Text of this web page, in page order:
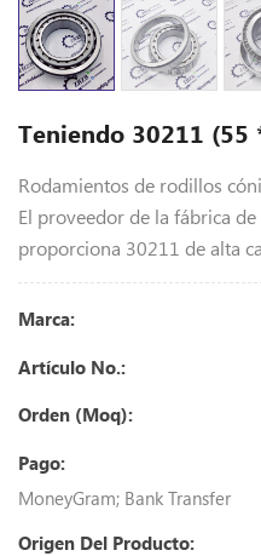
Teniendo 30211 (55
Rodamientos de rodillos
El proveedor de la fábrica
proporciona 30211 de alta
Marca:
Artículo No.:
Orden (Moq):
Pago:
MoneyGram; Bank Transfer
Origen Del Producto: